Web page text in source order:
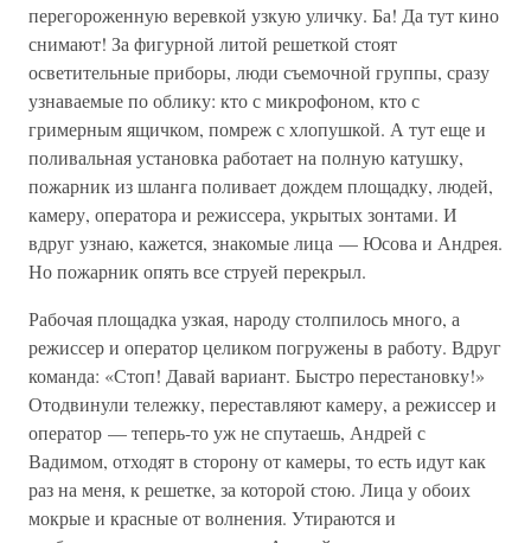
перегороженную веревкой узкую уличку. Ба! Да тут кино
снимают! За фигурной литой решеткой стоят
осветительные приборы, люди съемочной группы, сразу
узнаваемые по облику: кто с микрофоном, кто с
гримерным ящичком, помреж с хлопушкой. А тут еще и
поливальная установка работает на полную катушку,
пожарник из шланга поливает дождем площадку, людей,
камеру, оператора и режиссера, укрытых зонтами. И
вдруг узнаю, кажется, знакомые лица — Юсова и Андрея.
Но пожарник опять все струей перекрыл.
Рабочая площадка узкая, народу столпилось много, а
режиссер и оператор целиком погружены в работу. Вдруг
команда: «Стоп! Давай вариант. Быстро перестановку!»
Отодвинули тележку, переставляют камеру, а режиссер и
оператор — теперь-то уж не спутаешь, Андрей с
Вадимом, отходят в сторону от камеры, то есть идут как
раз на меня, к решетке, за которой стою. Лица у обоих
мокрые и красные от волнения. Утираются и